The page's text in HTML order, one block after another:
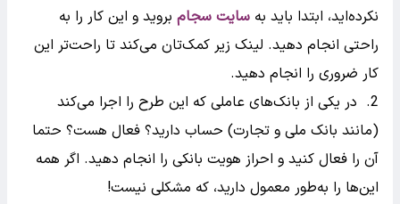
نکرده‌اید، ابتدا باید به سایت سجام بروید و این کار را به
راحتی انجام دهید. لینک زیر کمک‌تان می‌کند تا راحت‌تر این
کار ضروری را انجام دهید.
در یکی از بانک‌های عاملی که این طرح را اجرا می‌کند
(مانند بانک ملی و تجارت) حساب دارید؟ فعال هست؟ حتما
آن را فعال کنید و احراز هویت بانکی را انجام دهید. اگر همه
این‌ها را به‌طور معمول دارید، که مشکلی نیست!